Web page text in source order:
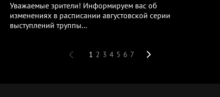
Уважаемые зрители! Информируем вас об
изменениях в расписании августовской серии
выступлений труппы...
1 2 3 4 5 6 7